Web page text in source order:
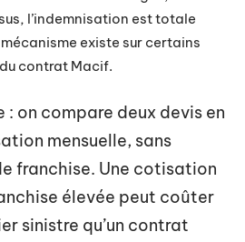
l’indemnisation est totale
existe sur certains
contrat Macif.
: on compare deux devis en
mensuelle, sans
franchise. Une cotisation
élevée peut coûter
sinistre qu’un contrat